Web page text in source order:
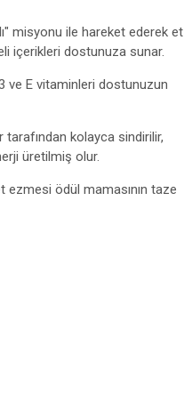
misyonu ile hareket ederek et
içerikleri dostunuza sunar.
ve E vitaminleri dostunuzun
tarafından kolayca sindirilir,
üretilmiş olur.
ezmesi ödül mamasının taze